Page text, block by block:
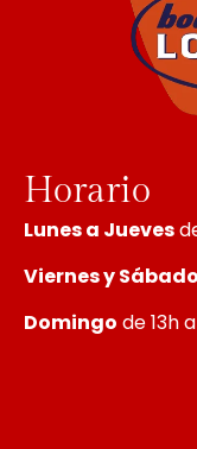
Horario
Lunes a Jueves
Viernes y Sábado
Domingo de 13h